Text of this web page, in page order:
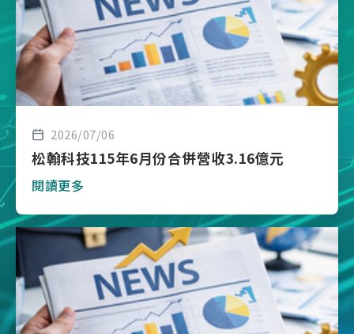
2026/07/06
松翰科技115年6月份合併營收3.16億元
閱讀更多